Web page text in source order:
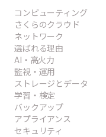
コンピューティング
さくらのクラウド
ネットワーク
選ばれる理由
AI・高火力
監視・運用
ストレージとデータ
学習・検定
バックアップ
アプライアンス
セキュリティ